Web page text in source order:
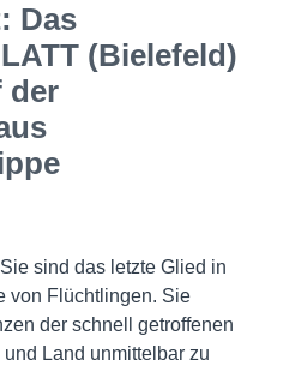
Das
(Bielefeld)
der
sind das letzte Glied in
von Flüchtlingen. Sie
der schnell getroffenen
Land unmittelbar zu